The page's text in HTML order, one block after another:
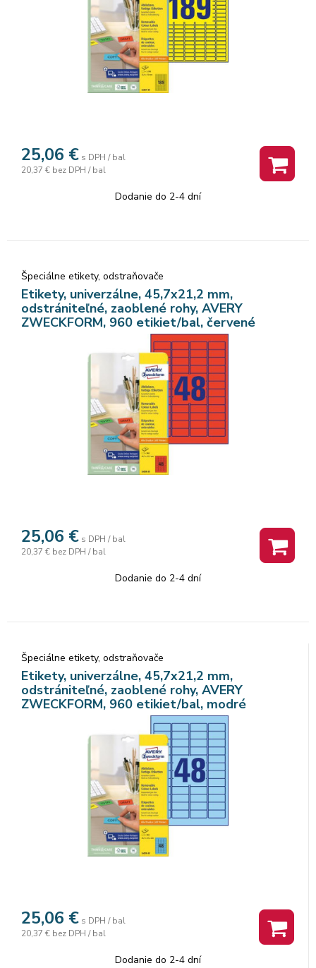
25,06 € s DPH / bal
20,37 € bez DPH / bal
Dodanie do 2-4 dní
Špeciálne etikety, odstraňovače
Etikety, univerzálne, 45,7x21,2 mm,
odstrániteľné, zaoblené rohy, AVERY
ZWECKFORM, 960 etikiet/bal, červené
25,06 € s DPH / bal
20,37 € bez DPH / bal
Dodanie do 2-4 dní
Špeciálne etikety, odstraňovače
Etikety, univerzálne, 45,7x21,2 mm,
odstrániteľné, zaoblené rohy, AVERY
ZWECKFORM, 960 etikiet/bal, modré
25,06 € s DPH / bal
20,37 € bez DPH / bal
Dodanie do 2-4 dní